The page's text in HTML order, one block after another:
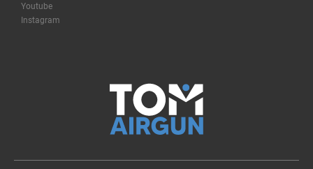
Youtube
Instagram